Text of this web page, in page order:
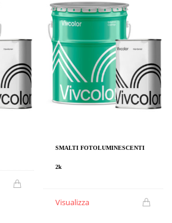
SMALTI FOTOLUMINESCENTI
2k
Visualizza